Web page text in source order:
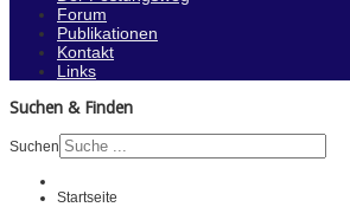
Forum
Publikationen
Kontakt
Links
Suchen & Finden
Suchen
Startseite